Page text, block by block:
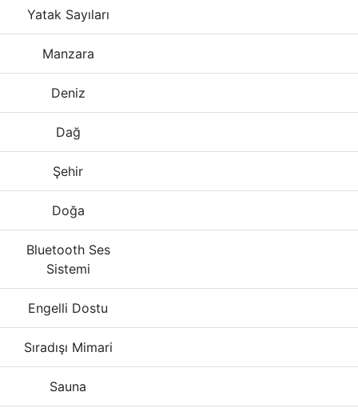
Yatak Sayıları
Manzara
Deniz
Dağ
Şehir
Doğa
Bluetooth Ses
Sistemi
Engelli Dostu
Sıradışı Mimari
Sauna